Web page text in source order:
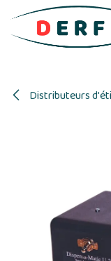
Se rendre au contenu
Distributeurs